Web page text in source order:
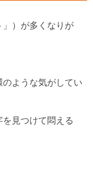
）が多くなりが
ような気がしてい
見つけて悶える